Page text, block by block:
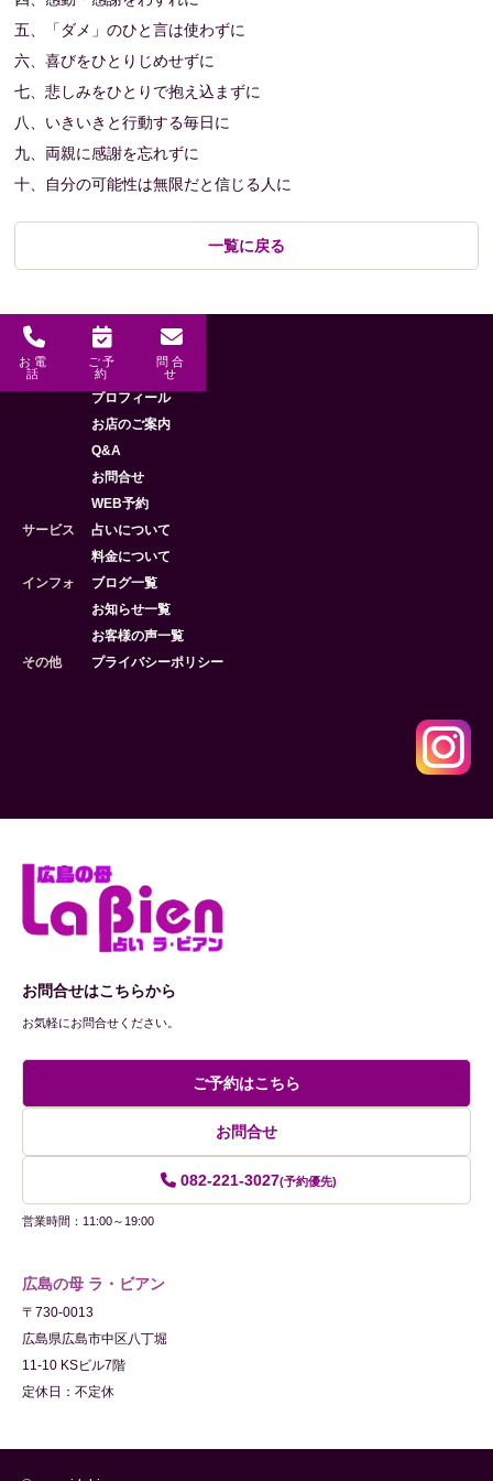
五、「ダメ」のひと言は使わずに
六、喜びをひとりじめせずに
七、悲しみをひとりで抱え込まずに
八、いきいきと行動する毎日に
九、両親に感謝を忘れずに
十、自分の可能性は無限だと信じる人に
一覧に戻る
お電
話
ご予
約
問合
せ
メニュー
HOME
プロフィール
お店のご案内
Q&A
お問合せ
WEB予約
サービス
占いについて
料金について
インフォ
ブログ一覧
お知らせ一覧
お客様の声一覧
その他
プライバシーポリシー
お問合せはこちらから
お気軽にお問合せください。
ご予約はこちら
お問合せ
082-221-3027(予約優先)
営業時間：11:00～19:00
広島の母 ラ・ビアン
〒730-0013
広島県広島市中区八丁堀
11-10 KSビル7階
定休日：不定休